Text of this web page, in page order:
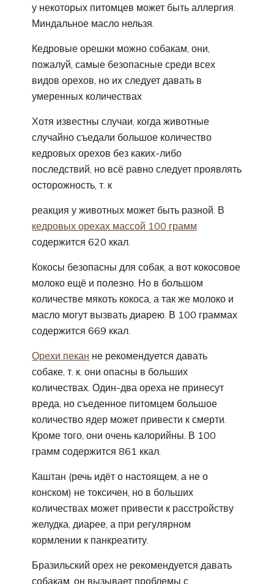
у некоторых питомцев может быть аллергия.
Миндальное масло нельзя.
Кедровые орешки можно собакам, они,
пожалуй, самые безопасные среди всех
видов орехов, но их следует давать в
умеренных количествах
Хотя известны случаи, когда животные
случайно съедали большое количество
кедровых орехов без каких-либо
последствий, но всё равно следует проявлять
осторожность, т. к
реакция у животных может быть разной. В
кедровых орехах массой 100 грамм
содержится 620 ккал.
Кокосы безопасны для собак, а вот кокосовое
молоко ещё и полезно. Но в большом
количестве мякоть кокоса, а так же молоко и
масло могут вызвать диарею. В 100 граммах
содержится 669 ккал.
Орехи пекан не рекомендуется давать
собаке, т. к. они опасны в больших
количествах. Один-два ореха не принесут
вреда, но съеденное питомцем большое
количество ядер может привести к смерти.
Кроме того, они очень калорийны. В 100
грамм содержится 861 ккал.
Каштан (речь идёт о настоящем, а не о
конском) не токсичен, но в больших
количествах может привести к расстройству
желудка, диарее, а при регулярном
кормлении к панкреатиту.
Бразильский орех не рекомендуется давать
собакам, он вызывает проблемы с